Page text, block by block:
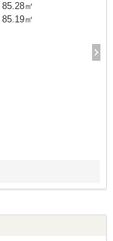
85.28㎡
85.19㎡